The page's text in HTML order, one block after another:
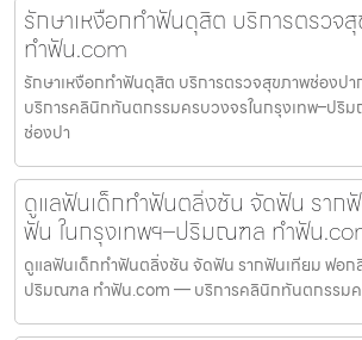
รักษาเหงือกทำฟันดุสิต บริการตรวจ
ทำฟัน.com
รักษาเหงือกทำฟันดุสิต บริการตรวจสุขภาพช่องป
บริการคลินิกทันตกรรมครบวงจรในกรุงเทพ–ปริ
ช่องปา
ดูแลฟันเด็กทำฟันตลิ่งชัน จัดฟัน ราก
ฟัน ในกรุงเทพฯ–ปริมณฑล ทำฟัน
ดูแลฟันเด็กทำฟันตลิ่งชัน จัดฟัน รากฟันเทียม ฟอก
ปริมณฑล ทำฟัน.com — บริการคลินิกทันตกรรมค